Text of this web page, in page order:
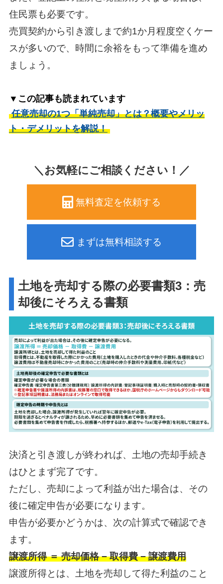
住民票も必要です。
売買契約から引き渡しまで約1か月程度空くケー
スが多いので、時間に余裕をもって準備を進め
ましょう。
▼この記事も読まれています
任意売却の1つ「単純売却」とは？概要やメリッ
ト・デメリットを解説！
＼お気軽にご相談ください！／
無料査定を依頼する
まずは無料相談する
土地を売却する際の必要書類3：売
却後にそろえる書類
決済と引き渡しが終われば、土地の売却手続き
はひとまず完了です。
ただし、売却によって利益が出た場合は、その
後に確定申告が必要になります。
申告が必要かどうかは、次の計算式で確認でき
ます。
譲渡所得 ＝ 売却価格 − 取得費 − 譲渡費用
譲渡所得とは、土地を売却して得た利益のこと